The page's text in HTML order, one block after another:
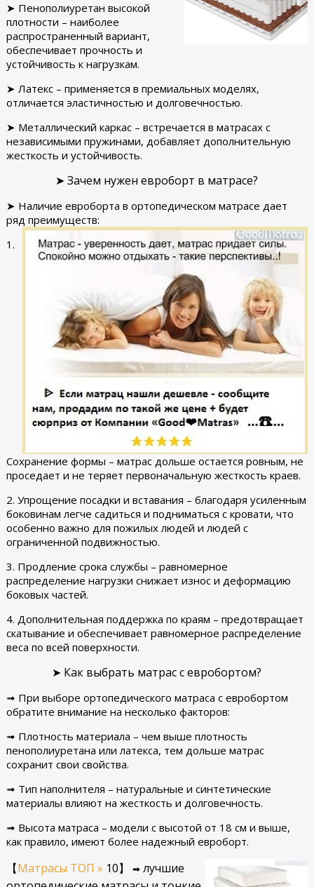
➤ Пенополиуретан высокой
плотности – наиболее
распространенный вариант,
обеспечивает прочность и
устойчивость к нагрузкам.
➤ Латекс – применяется в премиальных моделях,
отличается эластичностью и долговечностью.
➤ Металлический каркас – встречается в матрасах с
независимыми пружинами, добавляет дополнительную
жесткость и устойчивость.
➤ Зачем нужен евроборт в матрасе?
➤ Наличие евроборта в ортопедическом матрасе дает
ряд преимуществ:
1.
Сохранение формы – матрас дольше остается ровным, не
проседает и не теряет первоначальную жесткость краев.
2. Упрощение посадки и вставания – благодаря усиленным
боковинам легче садиться и подниматься с кровати, что
особенно важно для пожилых людей и людей с
ограниченной подвижностью.
3. Продление срока службы – равномерное
распределение нагрузки снижает износ и деформацию
боковых частей.
4. Дополнительная поддержка по краям – предотвращает
скатывание и обеспечивает равномерное распределение
веса по всей поверхности.
➤ Как выбрать матрас с евробортом?
➟ При выборе ортопедического матраса с евробортом
обратите внимание на несколько факторов:
➟ Плотность материала – чем выше плотность
пенополиуретана или латекса, тем дольше матрас
сохранит свои свойства.
➟ Тип наполнителя – натуральные и синтетические
материалы влияют на жесткость и долговечность.
➟ Высота матраса – модели с высотой от 18 см и выше,
как правило, имеют более надежный евроборт.
【Матрасы ТОП » 10】 ➡лучшие